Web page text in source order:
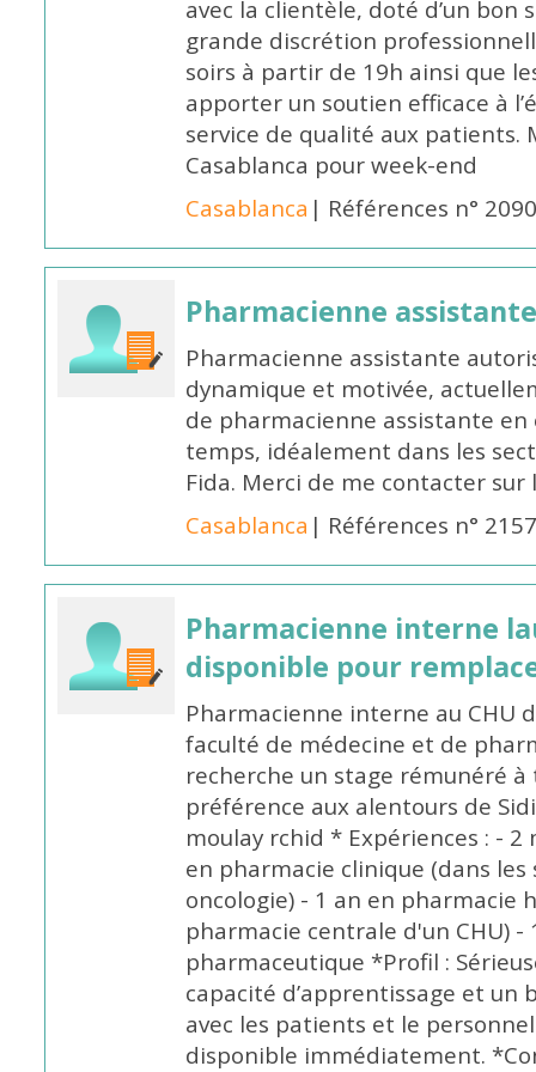
avec la clientèle, doté d’un bon
grande discrétion
soirs à partir de 19h ainsi que
apporter un soutien efficace à
service de qualité aux patients.
Casablanca pour week-end
Casablanca | Références n°
Pharmacienne
Pharmacienne assistante
dynamique et motivée,
de pharmacienne assistante en
temps, idéalement dans les
Fida. Merci de me contacter sur
Casablanca | Références n°
Pharmacienne interne
disponible pour
Pharmacienne interne au CHU
faculté de médecine et de
recherche un stage rémunéré
préférence aux alentours de
moulay rchid * Expériences : -
en pharmacie clinique (dans les
oncologie) - 1 an en pharmacie
pharmacie centrale d'un CHU)
pharmaceutique *Profil :
capacité d’apprentissage et un
avec les patients et le
disponible immédiatement.